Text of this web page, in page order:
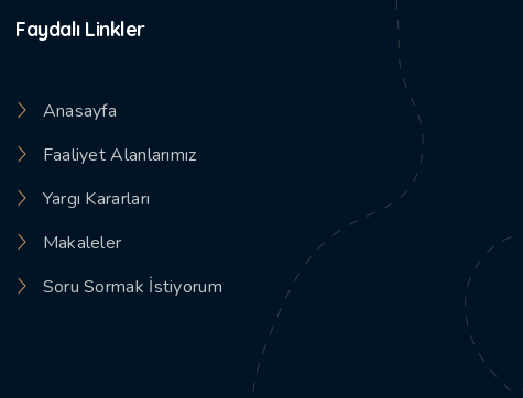
Faydalı Linkler
Anasayfa
Faaliyet Alanlarımız
Yargı Kararları
Makaleler
Soru Sormak İstiyorum